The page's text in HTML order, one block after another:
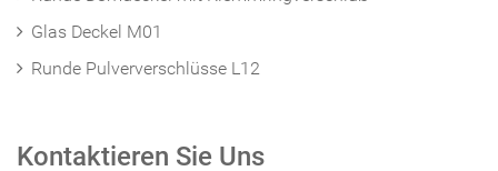
Glas Deckel M01
Runde Pulververschlüsse L12
Kontaktieren Sie Uns